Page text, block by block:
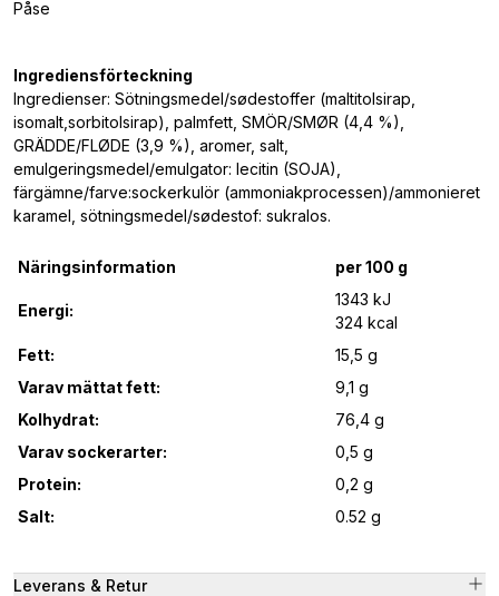
Påse
Ingrediensförteckning
Ingredienser: Sötningsmedel/sødestoffer (maltitolsirap,
isomalt,sorbitolsirap), palmfett, SMÖR/SMØR (4,4 %),
GRÄDDE/FLØDE (3,9 %), aromer, salt,
emulgeringsmedel/emulgator: lecitin (SOJA),
färgämne/farve:sockerkulör (ammoniakprocessen)/ammonieret
karamel, sötningsmedel/sødestof: sukralos.
Näringsinformation per 100 g
Energi:
1343 kJ
324 kcal
Fett:
15,5 g
Varav mättat fett:
9,1 g
Kolhydrat:
76,4 g
Varav sockerarter:
0,5 g
Protein:
0,2 g
Salt:
0.52 g
Leverans & Retur